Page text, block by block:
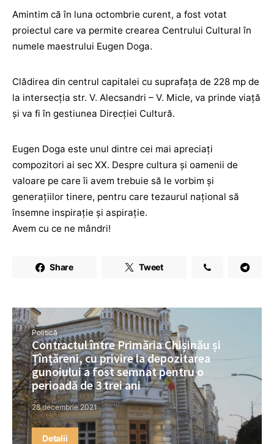
Amintim că în luna octombrie curent, a fost votat
proiectul care va permite crearea Centrului Cultural în
numele maestrului Eugen Doga.
Clădirea din centrul capitalei cu suprafaţa de 228 mp de
la intersecţia str. V. Alecsandri – V. Micle, va prinde viață
și va fi în gestiunea Direcției Cultură.
Eugen Doga este unul dintre cei mai apreciați
compozitori ai sec XX. Despre cultura şi oamenii de
valoare pe care îi avem trebuie să le vorbim și
generaţiilor tinere, pentru care tezaurul național să
însemne inspirație și aspirație.
Avem cu ce ne mândri!
Share Tweet
Politică
Contractul între Primăria Chișinău și
Țînțăreni, cu privire la depozitarea
gunoiului a fost semnat pentru o
perioadă de 3 trei ani
28 decembrie 2021
Detalii